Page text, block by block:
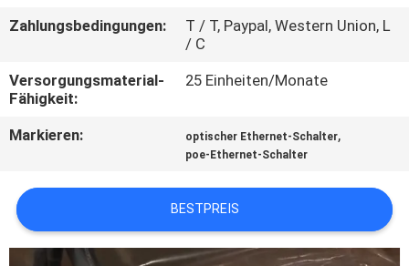
NEUIGKEITEN
RECHTSSACHEN
SITEMAP
DATENSCHUTZRICHTLINIE
Zahlungsbedingungen:
T / T, Paypal, Western Union, L
/ C
Versorgungsmaterial-
Fähigkeit:
25 Einheiten/Monate
Markieren: optischer Ethernet-Schalter,
poe-Ethernet-Schalter
BESTPREIS